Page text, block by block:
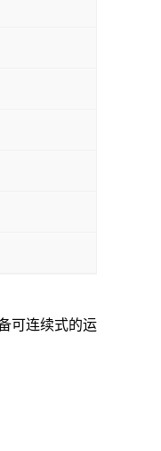
可连续式的运